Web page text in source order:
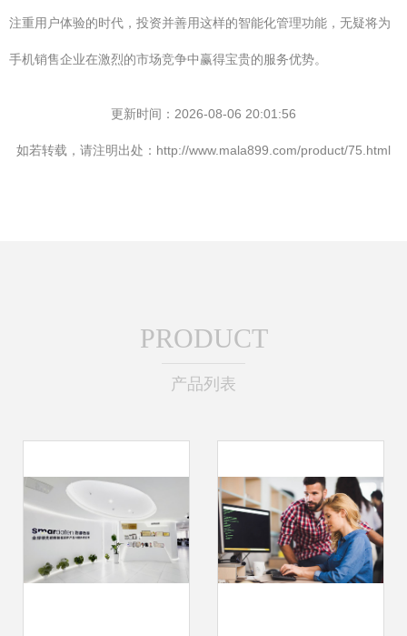
注重用户体验的时代，投资并善用这样的智能化管理功能，无疑将为
手机销售企业在激烈的市场竞争中赢得宝贵的服务优势。
更新时间：2026-08-06 20:01:56
如若转载，请注明出处：http://www.mala899.com/product/75.html
PRODUCT
产品列表